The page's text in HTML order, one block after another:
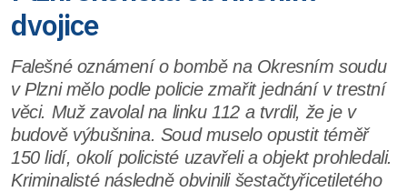
dvojice
Falešné oznámení o bombě na Okresním soudu
v Plzni mělo podle policie zmařit jednání v trestní
věci. Muž zavolal na linku 112 a tvrdil, že je v
budově výbušnina. Soud muselo opustit téměř
150 lidí, okolí policisté uzavřeli a objekt prohledali.
Kriminalisté následně obvinili šestačtyřicetiletého